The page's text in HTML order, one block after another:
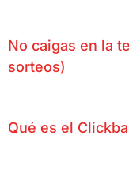
No caigas en la
sorteos)
Qué es el